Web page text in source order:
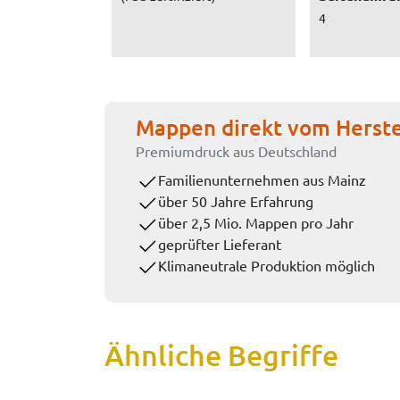
4
Mappen direkt vom
Premiumdruck aus Deutschland
Familienunternehmen aus Mainz
über 50 Jahre Erfahrung
über 2,5 Mio. Mappen pro Jahr
geprüfter Lieferant
Klimaneutrale Produktion möglich
Ähnliche Begriffe